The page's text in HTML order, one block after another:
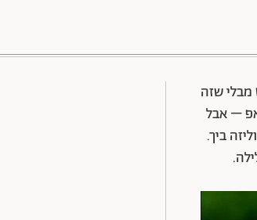
שזה
– אבל
ביך.